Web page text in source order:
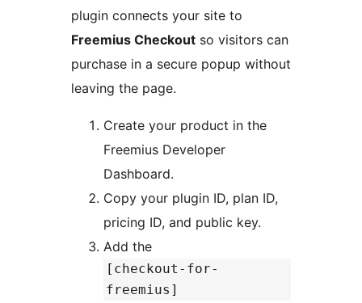
plugin connects your site to
Freemius Checkout so visitors can
purchase in a secure popup without
leaving the page.
Create your product in the
Freemius Developer
Dashboard.
Copy your plugin ID, plan ID,
pricing ID, and public key.
Add the
[checkout-for-
freemius]